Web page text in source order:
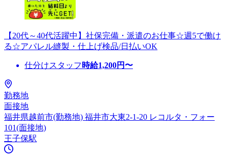
【20代～40代活躍中】社保完備・派遣のお仕事☆週5で働け
る☆アパレル縫製・仕上げ検品/日払いOK
仕分けスタッフ 時給1,200円〜
勤務地
面接地
福井県越前市(勤務地) 福井市大東2-1-20 レコルタ・フォー
101(面接地)
王子保駅